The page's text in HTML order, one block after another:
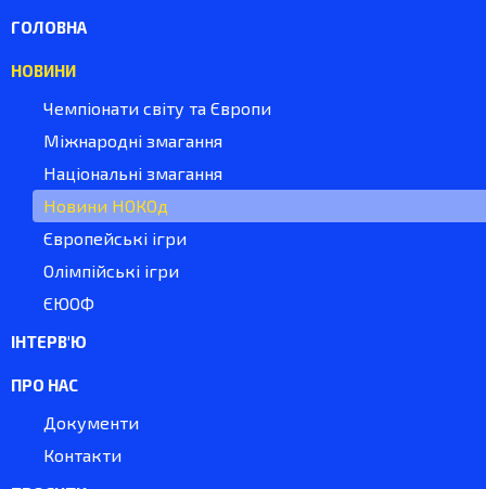
ГОЛОВНА
НОВИНИ
Чемпіонати світу та Європи
Міжнародні змагання
Національні змагання
Новини НОКОд
Європейські ігри
Олімпійські ігри
ЄЮОФ
ІНТЕРВ'Ю
ПРО НАС
Документи
Контакти